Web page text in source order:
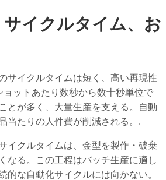
サイクルタイム、お
サイクルタイムは短く、高い再現性
ョットあたり数秒から数十秒単位で
とが多く、大量生産を支える。自動
当たりの人件費が削減される。.
イクルタイムは、金型を製作・破棄
なる。この工程はバッチ生産に適し
的な自動化サイクルには向かない。